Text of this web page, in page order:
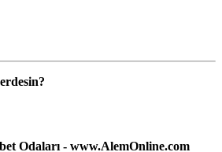
Odaları - www.AlemOnline.com